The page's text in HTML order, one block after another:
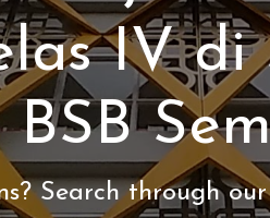
IV
BSB
Search through